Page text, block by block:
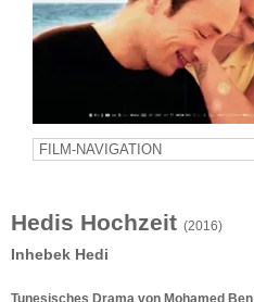
Hedis Hochzeit (2016)
Inhebek Hedi
Tunesisches Drama von Mohamed